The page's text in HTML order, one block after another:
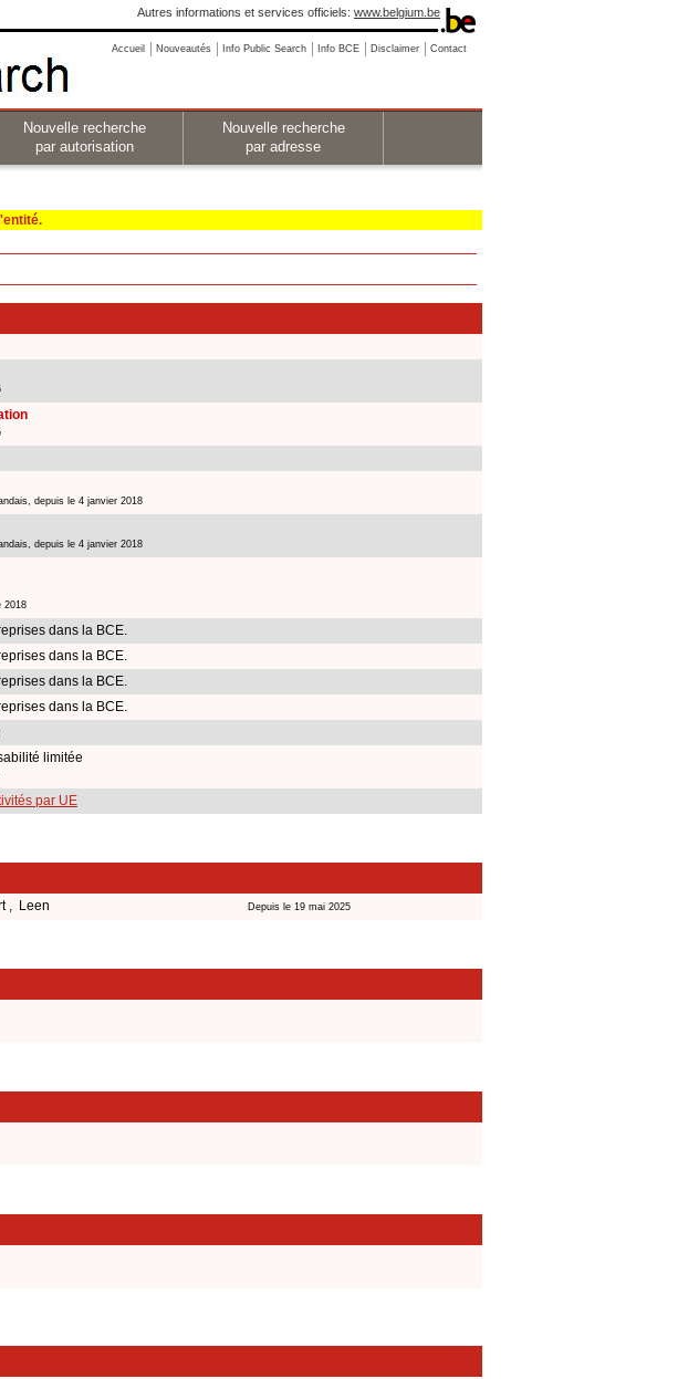
Autres informations et services officiels: www.belgium.be
Accueil Nouveautés Info Public Search Info BCE Disclaimer Contact
Nouvelle recherche
par autorisation
Nouvelle recherche
par adresse
depuis le 4 janvier 2018
depuis le 4 janvier 2018
2018
dans la BCE.
dans la BCE.
dans la BCE.
dans la BCE.
limitée
par UE
, Leen Depuis le 19 mai 2025